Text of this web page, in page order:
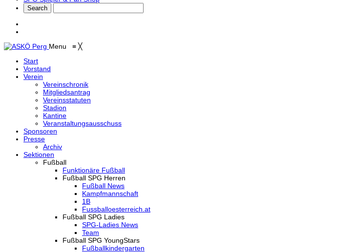
Menu ≡ ╳
Start
Vorstand
Verein
Vereinschronik
Mitgliedsantrag
Vereinsstatuten
Stadion
Kantine
Veranstaltungsausschuss
Sponsoren
Presse
Archiv
Sektionen
Fußball
Funktionäre Fußball
Fußball SPG Herren
Fußball News
Kampfmannschaft
1B
Fussballoesterreich.at
Fußball SPG Ladies
SPG-Ladies News
Team
Fußball SPG YoungStars
Fußballkindergarten